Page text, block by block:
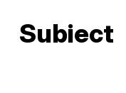
Subiect